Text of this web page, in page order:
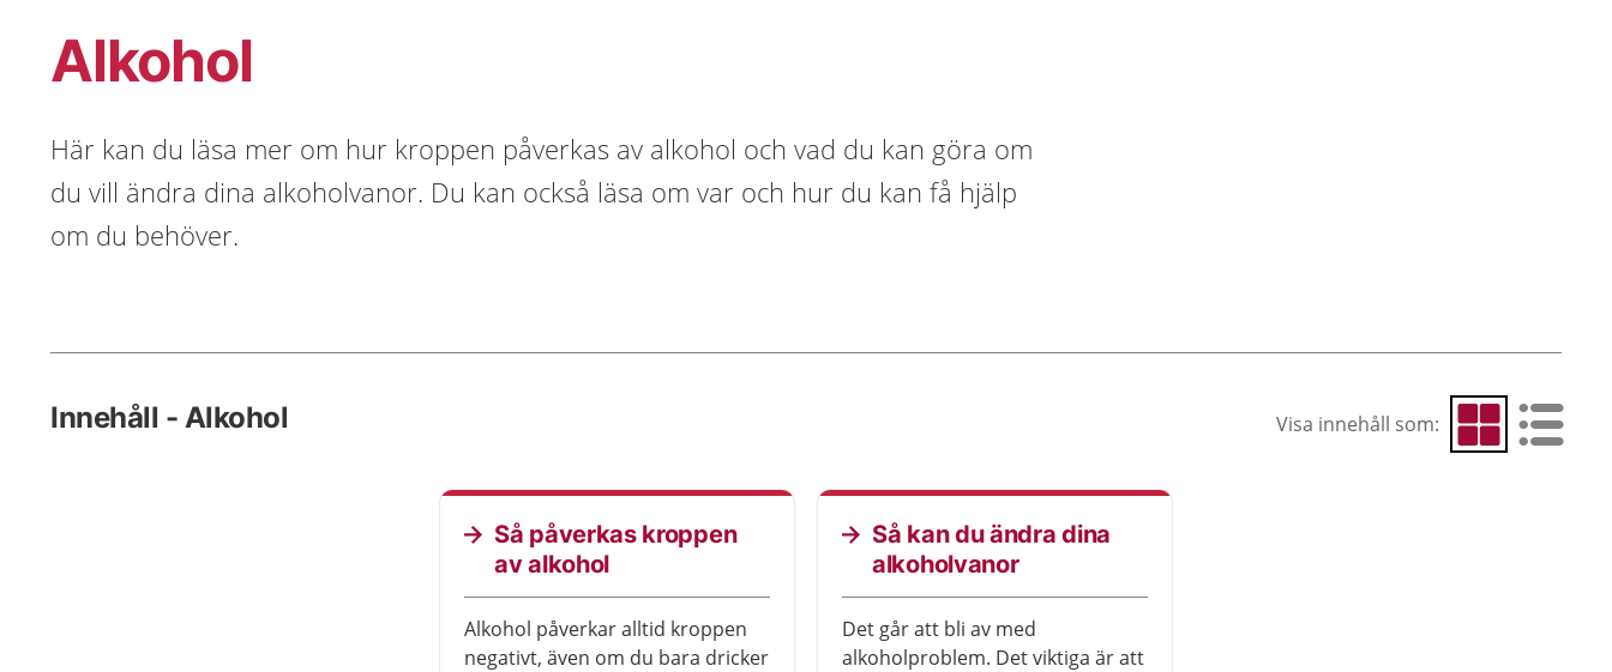
Alkohol
Här kan du läsa mer om hur kroppen påverkas av alkohol och vad du kan göra om
du vill ändra dina alkoholvanor. Du kan också läsa om var och hur du kan få hjälp
om du behöver.
Innehåll - Alkohol Visa innehåll som: Visa som rutnät
Visa som
Så påverkas kroppen
av alkohol
Alkohol påverkar alltid kroppen
negativt, även om du bara dricker
Så kan du ändra dina
alkoholvanor
Det går att bli av med
alkoholproblem. Det viktiga är att